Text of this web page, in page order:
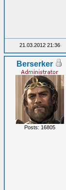
21.03.2012 21:36
Berserker
Posts: 16805